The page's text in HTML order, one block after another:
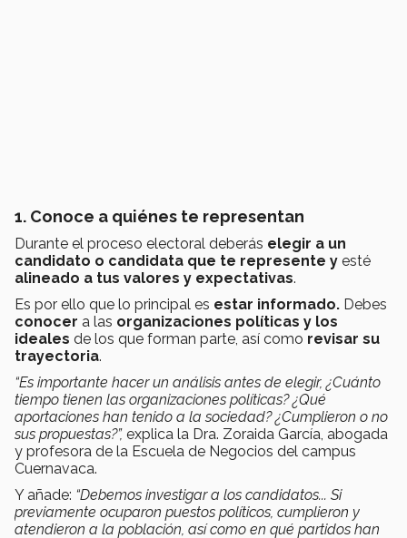
1. Conoce a quiénes te representan
Durante el proceso electoral deberás elegir a un
candidato o candidata que te represente y esté
alineado a tus valores y expectativas.
Es por ello que lo principal es estar informado. Debes
conocer a las organizaciones políticas y los
ideales de los que forman parte, así como revisar su
trayectoria.
“Es importante hacer un análisis antes de elegir, ¿Cuánto
tiempo tienen las organizaciones políticas? ¿Qué
aportaciones han tenido a la sociedad? ¿Cumplieron o no
sus propuestas?”, explica la Dra. Zoraida García, abogada
y profesora de la Escuela de Negocios del campus
Cuernavaca.
Y añade: “Debemos investigar a los candidatos... Si
previamente ocuparon puestos políticos, cumplieron y
atendieron a la población, así como en qué partidos han